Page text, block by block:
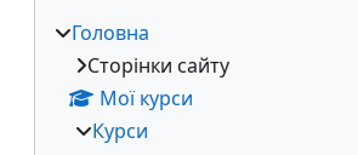
Головна
Сторінки сайту
Мої курси
Курси